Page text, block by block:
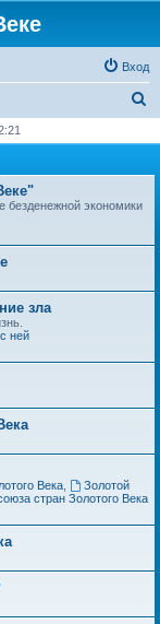
Вход
с
безденежной экономики
зла
ней
Века,
Золотой
стран Золотого Века